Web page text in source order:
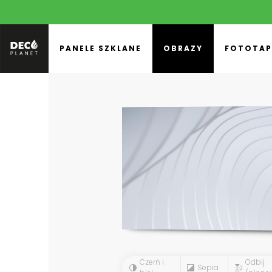
PANELE SZKLANE OBRAZY
Czerń i
Sepia
Odbij